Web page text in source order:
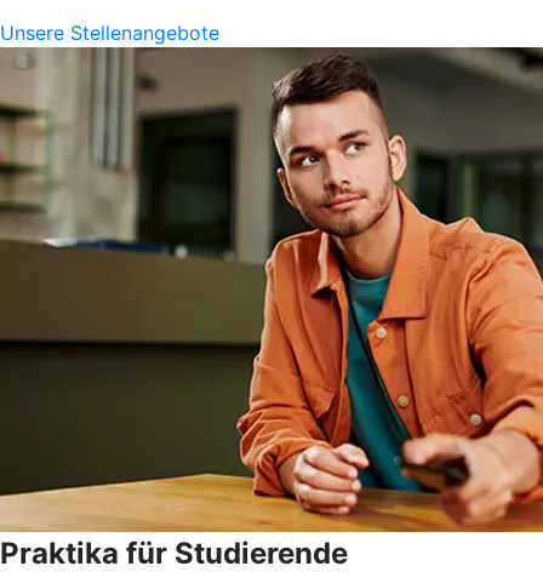
Unsere Stellenangebote
Praktika für Studierende